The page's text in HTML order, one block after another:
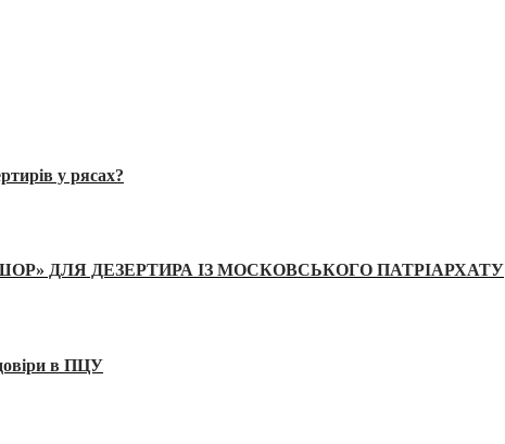
у рясах?
ДЛЯ ДЕЗЕРТИРА ІЗ МОСКОВСЬКОГО ПАТРІАРХАТУ
в ПЦУ